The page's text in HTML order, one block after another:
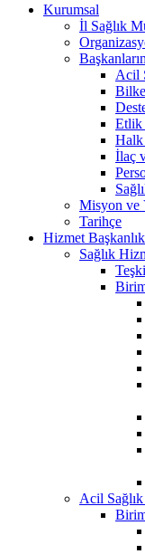
Kurumsal
İl Sağlık
Acil
Etlik
Halk
İlaç
Misyon ve
Tarihçe
Hizmet
Sağlık
Acil